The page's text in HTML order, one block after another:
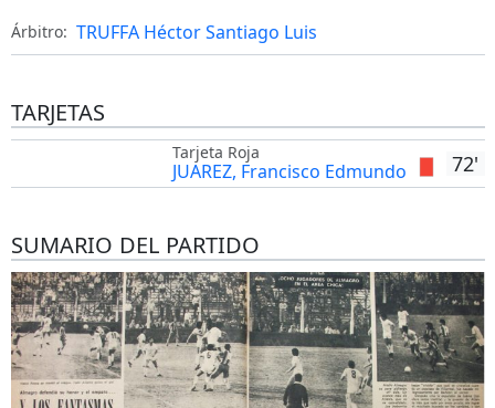
Árbitro: TRUFFA Héctor Santiago Luis
TARJETAS
72'
Tarjeta Roja
JUAREZ, Francisco Edmundo
SUMARIO DEL PARTIDO